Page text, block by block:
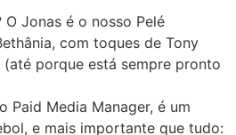
O Jonas é o nosso Pelé
com toques de Tony
(até porque está sempre pronto
Paid Media Manager, é um
e mais importante que tudo: